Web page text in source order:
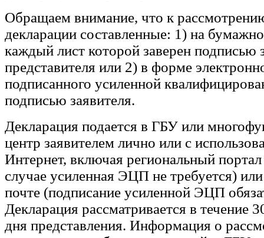
Обращаем внимание, что к
декларации составленные: 1) на
каждый лист которой заверен подписью
представителя или 2) в форме
подписанного усиленной
подписью заявителя.
Декларация подается в ГБУ или
центр заявителем лично или с
Интернет, включая региональный
случае усиленная ЭЦП не требуется)
почте (подписание усиленной ЭЦП
Декларация рассматривается в течение
дня представления. Информация о